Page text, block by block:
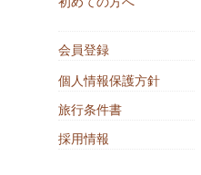
会員登録
個人情報保護方針
旅行条件書
採用情報